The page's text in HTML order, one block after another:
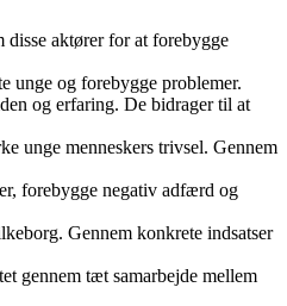
disse aktører for at forebygge
unge og forebygge problemer.
og erfaring. De bidrager til at
unge menneskers trivsel. Gennem
forebygge negativ adfærd og
Gennem konkrete indsatser
gennem tæt samarbejde mellem